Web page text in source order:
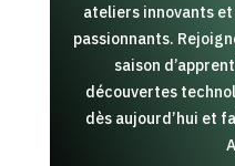
ateliers innovants
passionnants.
saison
découvertes
dès aujourd’hui et